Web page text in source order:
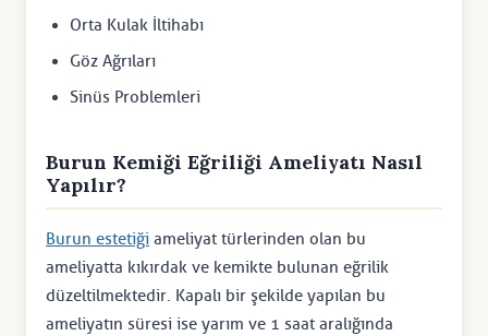
Orta Kulak İltihabı
Göz Ağrıları
Sinüs Problemleri
Burun Kemiği Eğriliği Ameliyatı Nasıl
Yapılır?
Burun estetiği ameliyat türlerinden olan bu
ameliyatta kıkırdak ve kemikte bulunan eğrilik
düzeltilmektedir. Kapalı bir şekilde yapılan bu
ameliyatın süresi ise yarım ve 1 saat aralığında